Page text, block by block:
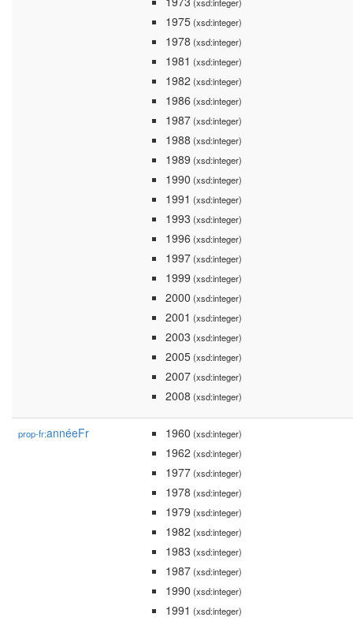
1975(xsd:integer)
1978 (xsd:integer)
1981 (xsd:integer)
1982 (xsd:integer)
1986 (xsd:integer)
1987(xsd:integer)
1988 (xsd:integer)
1989 (xsd:integer)
1990 (xsd:integer)
1991 (xsd:integer)
1993 (xsd:integer)
1996 (xsd:integer)
1997(xsd:integer)
1999 (xsd:integer)
2000 (xsd:integer)
2001 (xsd:integer)
2003 (xsd:integer)
2005(xsd:integer)
2007(xsd:integer)
2008 (xsd:integer)
prop-fr:annéeFr 1960 (xsd:integer)
1962 (xsd:integer)
1977(xsd:integer)
1978 (xsd:integer)
1979 (xsd:integer)
1982 (xsd:integer)
1983 (xsd:integer)
1987(xsd:integer)
1990 (xsd:integer)
1991 (xsd:integer)